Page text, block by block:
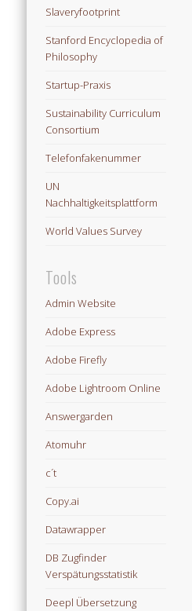
Slaveryfootprint
Stanford Encyclopedia of
Philosophy
Startup-Praxis
Sustainability Curriculum
Consortium
Telefonfakenummer
UN
Nachhaltigkeitsplattform
World Values Survey
Tools
Admin Website
Adobe Express
Adobe Firefly
Adobe Lightroom Online
Answergarden
Atomuhr
c´t
Copy.ai
Datawrapper
DB Zugfinder
Verspätungsstatistik
Deepl Übersetzung